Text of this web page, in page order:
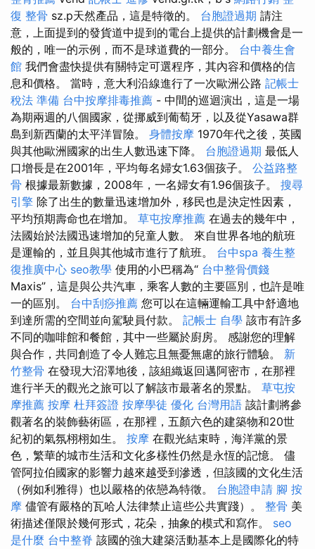
復 整骨 sz.p天然產品，這是特徵的。 台胞證過期 請注
意，上面提到的發貨道中提到的電台上提供的計劃機會是一
般的，唯一的示例，而不是球道費的一部分。 台中養生會
館 我們會盡快提供有關特定可選程序，其內容和價格的信
息和價格。 當時，意大利沿線進行了一次歐洲公路 記帳士
稅法 準備 台中按摩排毒推薦 - 中間的巡迴演出，這是一場
為期兩週的八個國家，從挪威到葡萄牙，以及從Yasawa群
島到新西蘭的太平洋冒險。 身體按摩 1970年代之後，英國
與其他歐洲國家的出生人數迅速下降。 台胞證過期 最低人
口增長是在2001年，平均每名婦女1.63個孩子。 公益路整
骨 根據最新數據，2008年，一名婦女有1.96個孩子。 搜尋
引擎 除了出生的數量迅速增加外，移民也是決定性因素，
平均預期壽命也在增加。 草屯按摩推薦 在過去的幾年中，
法國始於法國迅速增加的兒童人數。 來自世界各地的航班
是運輸的，並且與其他城市進行了航班。 台中spa 養生整
復推廣中心 seo教學 使用的小巴稱為“ 台中整骨價錢
Maxis”，這是與公共汽車，乘客人數的主要區別，也許是唯
一的區別。 台中刮痧推薦 您可以在這輛運輸工具中舒適地
到達所需的空間並向駕駛員付款。 記帳士 自學 該市有許多
不同的咖啡館和餐館，其中一些屬於廚房。 感謝您的理解
與合作，共同創造了令人難忘且無憂無慮的旅行體驗。 新
竹整骨 在發現大沼澤地後，該組織返回邁阿密市，在那裡
進行半天的觀光之旅可以了解該市最著名的景點。 草屯按
摩推薦 按摩 杜拜簽證 按摩學徒 優化 台灣用語 該計劃將參
觀著名的裝飾藝術區，在那裡，五顏六色的建築物和20世
紀初的氣氛栩栩如生。 按摩 在觀光結束時，海洋黨的景
色，繁華的城市生活和文化多樣性仍然是永恆的記憶。 儘
管阿拉伯國家的影響力越來越受到滲透，但該國的文化生活
（例如利雅得）也以嚴格的依戀為特徵。 台胞證申請 腳 按
摩 儘管有嚴格的瓦哈人法律禁止這些公共實踐）。 整骨 美
術描述僅限於幾何形式，花朵，抽象的模式和寫作。 seo
是什麼 台中整脊 該國的強大建築活動基本上是國際化的特